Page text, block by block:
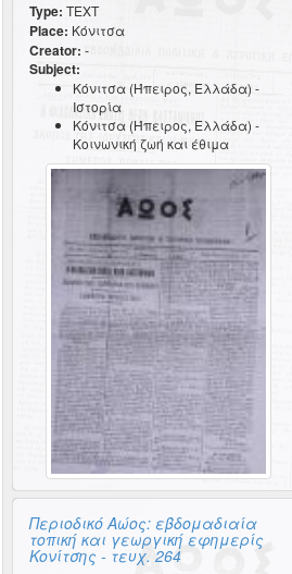
Type: TEXT
Place: Κόνιτσα
Creator: -
Subject:
Κόνιτσα (Ήπειρος, Ελλάδα) -
Ιστορία
Κόνιτσα (Ήπειρος, Ελλάδα) -
Κοινωνική ζωή και έθιμα
Περιοδικό Αώος: εβδομαδιαία
τοπική και γεωργική εφημερίς
Κονίτσης - τευχ. 264